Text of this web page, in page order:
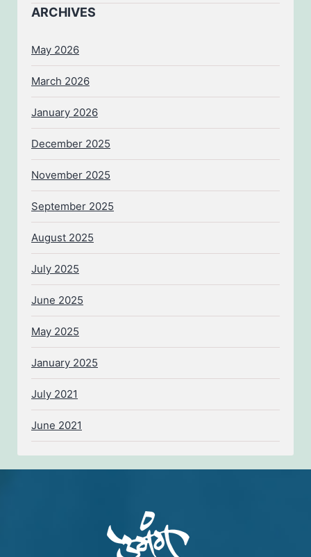
ARCHIVES
May 2026
March 2026
January 2026
December 2025
November 2025
September 2025
August 2025
July 2025
June 2025
May 2025
January 2025
July 2021
June 2021